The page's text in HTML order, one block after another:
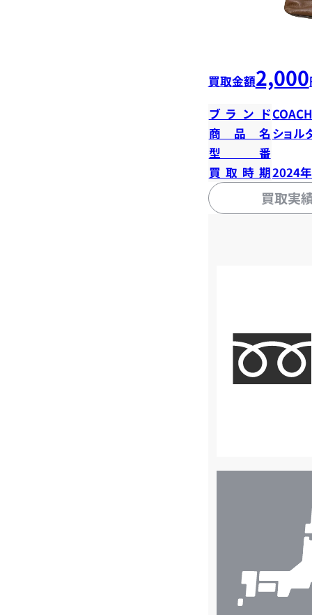
買取金額2,000
ブランドCOACH
商品名 ショル
型番
買取時期2024
買取実